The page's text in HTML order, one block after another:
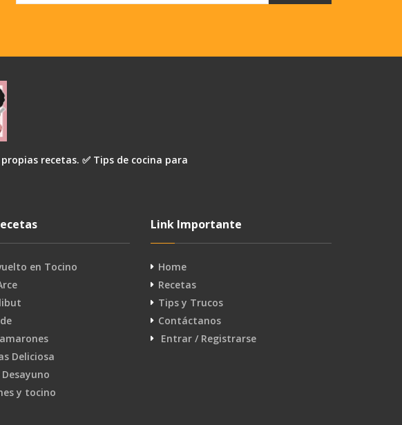
recetas. ✅ Tips de cocina para
en Tocino
Deliciosa
y tocino
Link Importante
Home
Recetas
Tips y Trucos
Contáctanos
Entrar / Registrarse